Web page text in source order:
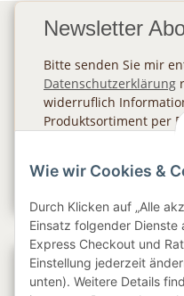
Newsletter
Bitte senden Sie mir
Datenschutzerklärung
widerruflich
Produktsortiment per
Gesetzliche
Wie wir Cookies &
Durch Klicken auf „Alle
Einsatz folgender Dienste
Express Checkout und
Einstellung jederzeit
unten). Weitere Details